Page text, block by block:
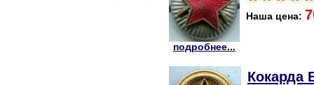
подробнее...
Наша цена:
Кокарда